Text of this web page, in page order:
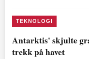
TEKNOLOGI
Antarktis' skjulte
trekk på havet